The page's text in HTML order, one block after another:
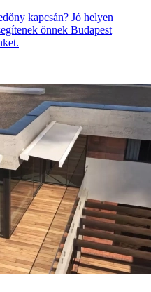
kapcsán? Jó helyen
önnek Budapest